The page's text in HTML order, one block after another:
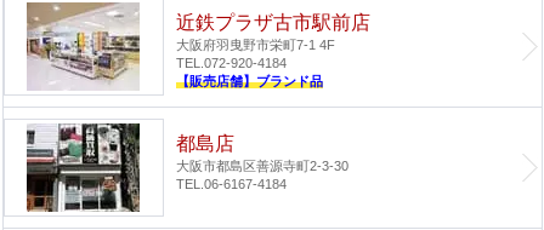
近鉄プラザ古市駅前店
大阪府羽曳野市栄町7-1 4F
TEL.072-920-4184
【販売店舗】ブランド品
都島店
大阪市都島区善源寺町2-3-30
TEL.06-6167-4184